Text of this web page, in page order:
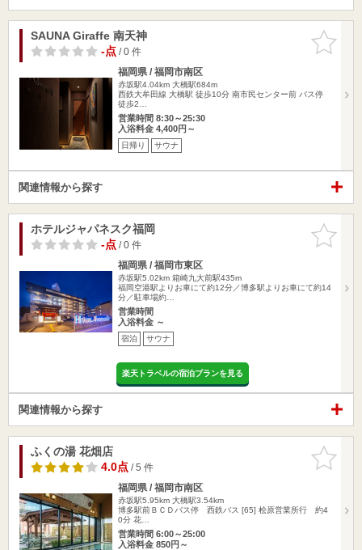
お気に入
りに追加
SAUNA Giraffe 南天神
-点/ 0 件
福岡県 / 福岡市南区
赤坂駅4.04km 大橋駅684m
西鉄大牟田線 大橋駅 徒歩10分 南市民センター前 バス停
徒歩2…
営業時間 8:30～25:30
入浴料金 4,400円～
日帰り サウナ
関連情報から探す
お気に入
りに追加
ホテルジャパネスク福岡
-点/ 0 件
福岡県 / 福岡市東区
赤坂駅5.02km 箱崎九大前駅435m
福岡空港駅よりお車にて約12分／博多駅よりお車にて約14
分／駐車場約…
営業時間
入浴料金 ～
宿泊 サウナ
楽天トラベルの宿泊プランを見る
関連情報から探す
お気に入
りに追加
ふくの湯 花畑店
4.0点/ 5 件
福岡県 / 福岡市南区
赤坂駅5.95km 大橋駅3.54km
博多駅前ＢＣＤバス停 西鉄バス [65] 桧原営業所行 約4
0分 花…
営業時間 6:00～25:00
入浴料金 850円～